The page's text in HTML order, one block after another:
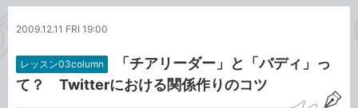
ッ
2009.12.11 FRI 19:00
レッスン03column
「チアリーダー」と「バディ」っ
て？ Twitterにおける関係作りのコツ